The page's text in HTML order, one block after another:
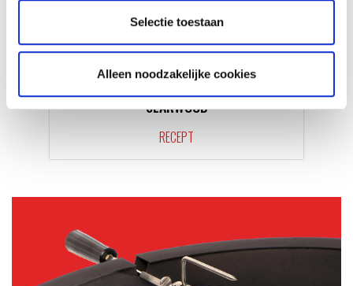
Selectie toestaan
Alleen noodzakelijke cookies
SEARWOOD
RECEPT